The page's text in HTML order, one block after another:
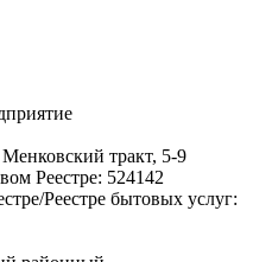
тракт, 5-9
Реестре: 524142
Реестре бытовых услуг: